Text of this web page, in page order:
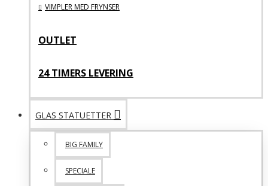
VIMPLER MED FRYNSER
OUTLET
24 TIMERS LEVERING
GLAS STATUETTER
BIG FAMILY
SPECIALE